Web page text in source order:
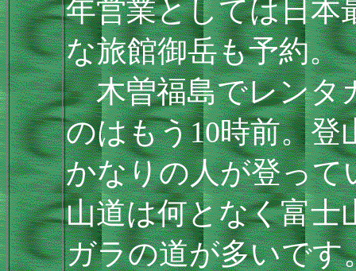
年営業としては日本
な旅館御岳も予約。
木曽福島でレンタ
のはもう10時前。登
かなりの人が登って
山道は何となく富士
ガラの道が多いです